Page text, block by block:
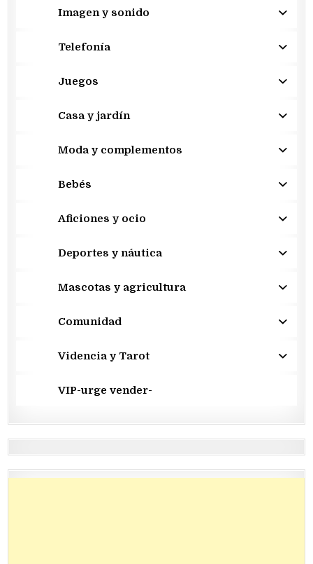
Imagen y sonido
Telefonía
Juegos
Casa y jardín
Moda y complementos
Bebés
Aficiones y ocio
Deportes y náutica
Mascotas y agricultura
Comunidad
Videncia y Tarot
VIP-urge vender-